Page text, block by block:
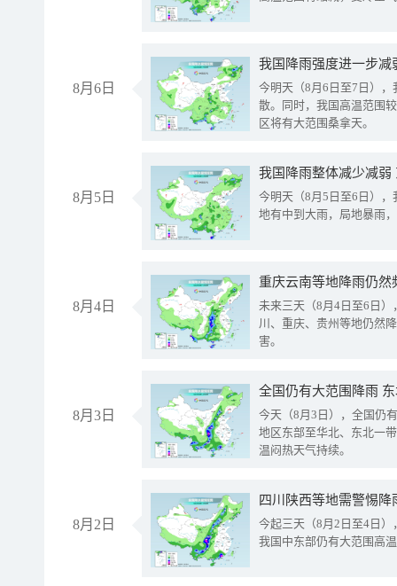
8月6日
今明天（8月6日至7日）
散。同时，我国高温范围
区将有大范围桑拿天。
8月5日
我国降雨整体减少减弱
今明天（8月5日至6日）
地有中到大雨，局地暴雨
8月4日
重庆云南等地降雨仍然
未来三天（8月4日至6日
川、重庆、贵州等地仍然
害。
8月3日
全国仍有大范围降雨
今天（8月3日），全国仍
地区东部至华北、东北一
温闷热天气持续。
8月2日
今起三天（8月2日至4日
我国中东部仍有大范围高